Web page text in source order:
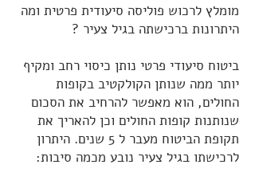
מומלץ לרכוש פוליסה סיעודית פרטית ומה
היתרונות ברכישתה בגיל צעיר ?
ביטוח סיעודי פרטי נותן כיסוי רחב ומקיף
יותר ממה שנותן הקולקטיב בקופות
החולים, הוא מאפשר להרחיב את הסכום
שנותנות קופות החולים וכן להאריך את
תקופת הביטוח מעבר ל 5 שנים. היתרון
לרכישתו בגיל צעיר נובע מכמה סיבות: